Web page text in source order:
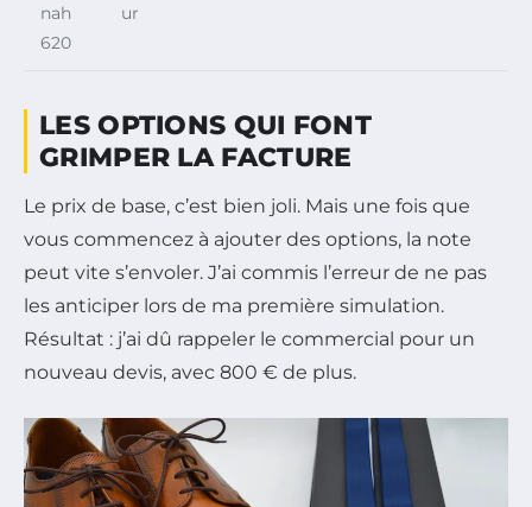
nah
620
ur
LES OPTIONS QUI FONT
GRIMPER LA FACTURE
Le prix de base, c’est bien joli. Mais une fois que
vous commencez à ajouter des options, la note
peut vite s’envoler. J’ai commis l’erreur de ne pas
les anticiper lors de ma première simulation.
Résultat : j’ai dû rappeler le commercial pour un
nouveau devis, avec 800 € de plus.